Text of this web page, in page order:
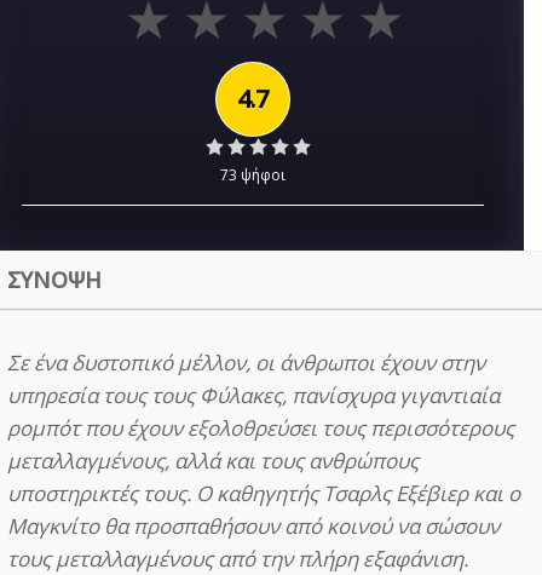
4.7
73 ψήφοι
ΣΥΝΟΨΗ
Σε ένα δυστοπικό μέλλον, οι άνθρωποι έχουν στην
υπηρεσία τους τους Φύλακες, πανίσχυρα γιγαντιαία
ρομπότ που έχουν εξολοθρεύσει τους περισσότερους
μεταλλαγμένους, αλλά και τους ανθρώπους
υποστηρικτές τους. Ο καθηγητής Τσαρλς Εξέβιερ και ο
Μαγκνίτο θα προσπαθήσουν από κοινού να σώσουν
τους μεταλλαγμένους από την πλήρη εξαφάνιση.